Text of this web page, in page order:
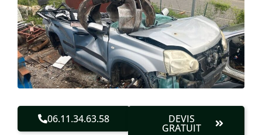
06.11.34.63.58 DEVIS
GRATUIT